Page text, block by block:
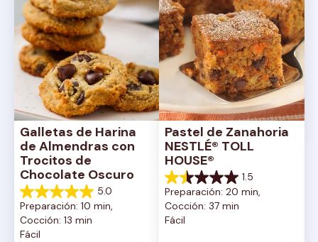
Galletas de Harina
de Almendras con
Trocitos de
Chocolate Oscuro
5.0
5.0
de
5
estrellas.
Preparación: 10 min,
Cocción: 13 min
Fácil
Pastel de Zanahoria
NESTLÉ® TOLL
HOUSE®
1.5
1.5
de
5
estrellas.
Preparación: 20 min,
Cocción: 37 min
Fácil